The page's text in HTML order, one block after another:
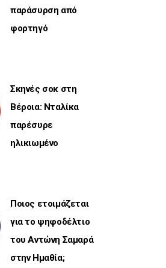
παράσυρση από
φορτηγό
Σκηνές σοκ στη
Βέροια: Νταλίκα
παρέσυρε
ηλικιωμένο
Ποιος ετοιμάζεται
για το ψηφοδέλτιο
του Αντώνη Σαμαρά
στην Ημαθία;